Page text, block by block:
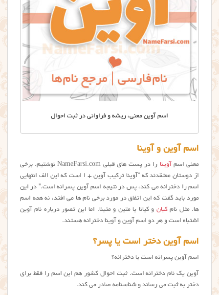
اسم آوین معنی، ریشه و فراوانی در ثبت احوال
اسم آوین و آوینا
معنی اسم آوینا
را در پست های قبلی NameFarsi.com نوشتیم. برخی
از دوستان معتقدند که “آوینا ترکیب آوین + ا است که این الف انتهایی
اسم را دخترانه می کند، پس در نتیجه اسم آوین پسرانه است.” در این
مورد باید گفت که این اتفاق در مورد برخی نام ها می افتد، نه همه اسم
ها. مثل نامکیان و کیانا یا متین و متینا. اما این تصور درباره نام آوين
اشتباه است و هر دو اسم آوین و آوینا دخترانه هستند.
اسم آوین دختر است یا پسر؟
اسم آوین پسرانه است یا دخترانه؟
آوین یک نام دخترانه است. ثبت احوال کشور هم این اسم را فقط برای
دختر به ثبت می رساند و شناسنامه صادر می کند.